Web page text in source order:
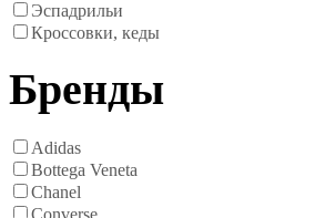
Эспадрильи
Кроссовки, кеды
Бренды
Adidas
Bottega Veneta
Chanel
Converse